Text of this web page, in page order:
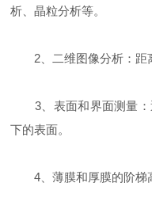
析、晶粒分析等。
2、二维图像分析：距
3、表面和界面测量：
下的表面。
4、薄膜和厚膜的阶梯